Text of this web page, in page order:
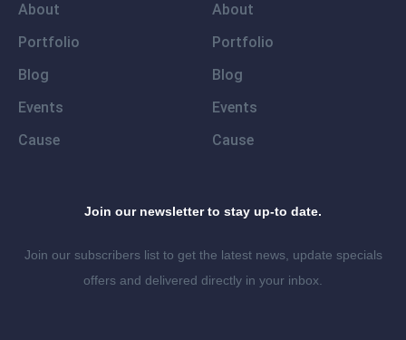
About
Portfolio
Blog
Events
Cause
About
Portfolio
Blog
Events
Cause
Join our newsletter to stay up-to date.
Join our subscribers list to get the latest news, update specials
offers and delivered directly in your inbox.